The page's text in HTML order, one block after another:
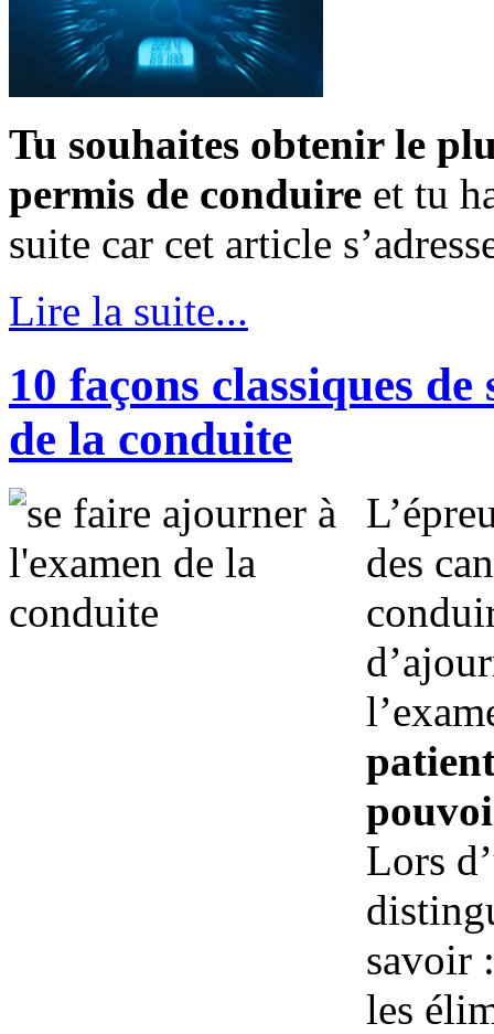
Tu souhaites obtenir le
permis de conduire et tu
suite car cet article
Lire la suite...
10 façons classiques
de la conduite
des
Lors
savoir
les